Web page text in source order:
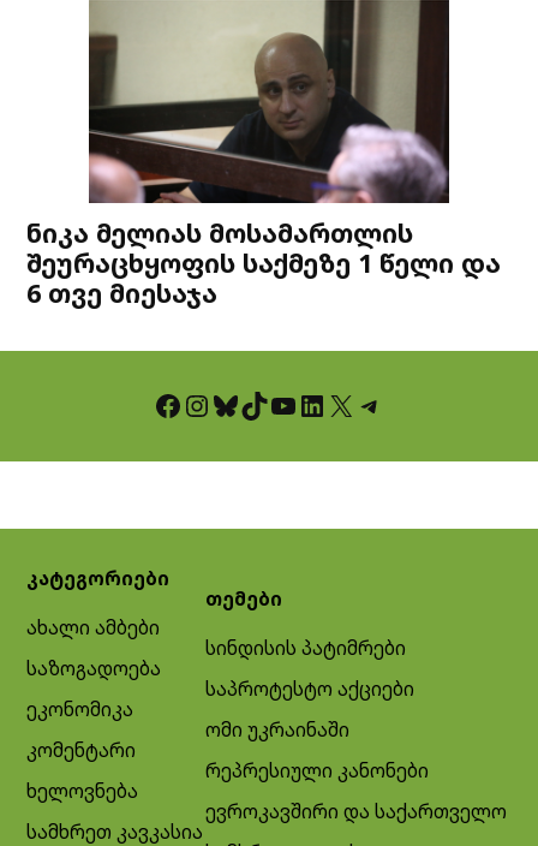
ნიკა მელიას მოსამართლის
შეურაცხყოფის საქმეზე 1 წელი და
6 თვე მიესაჯა
Facebook InstagramBluesky TikTok YouTube LinkedIn X Telegram
კატეგორიები
ახალი ამბები
საზოგადოება
ეკონომიკა
კომენტარი
ხელოვნება
სამხრეთ კავკასია
თემები
სინდისის პატიმრები
საპროტესტო აქციები
ომი უკრაინაში
რეპრესიული კანონები
ევროკავშირი და საქართველო